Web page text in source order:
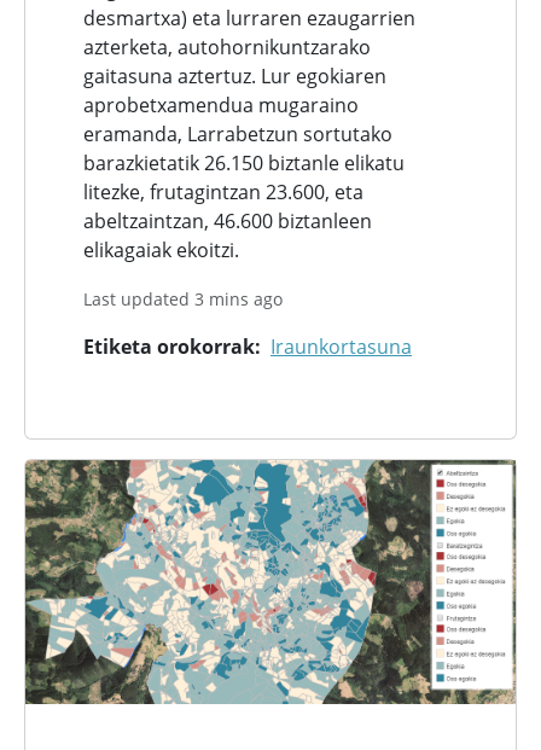
desmartxa) eta lurraren ezaugarrien
azterketa, autohornikuntzarako
gaitasuna aztertuz. Lur egokiaren
aprobetxamendua mugaraino
eramanda, Larrabetzun sortutako
barazkietatik 26.150 biztanle elikatu
litezke, frutagintzan 23.600, eta
abeltzaintzan, 46.600 biztanleen
elikagaiak ekoitzi.
Last updated 3 mins ago
Etiketa orokorrak Iraunkortasuna